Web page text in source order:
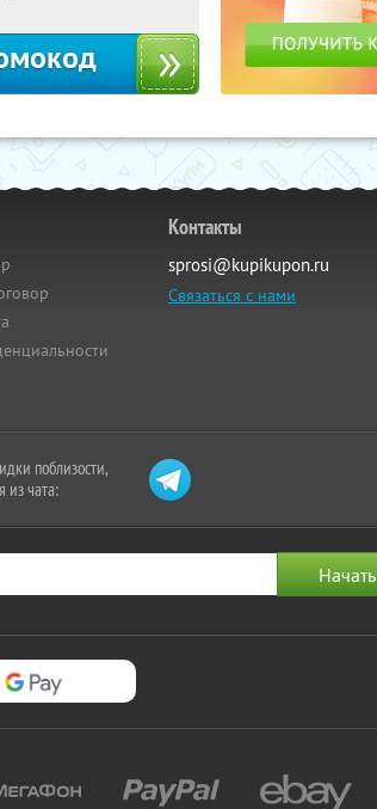
Контакты
sprosi@kupikupon.ru
Связаться с нами
поблизости,
из чата: